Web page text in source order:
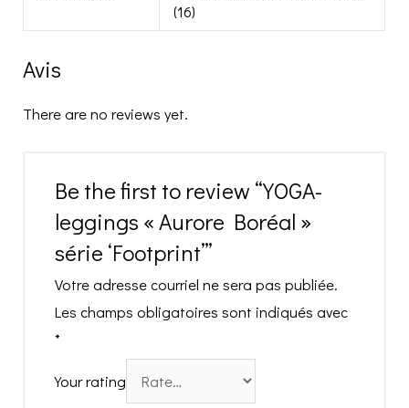
(16)
Avis
There are no reviews yet.
Be the first to review “YOGA-
leggings « Aurore Boréal »
série ‘Footprint’”
Votre adresse courriel ne sera pas publiée.
Les champs obligatoires sont indiqués avec
*
Your rating